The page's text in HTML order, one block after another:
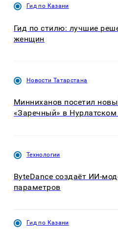
Гид по Казани
Гид по стилю: лучшие
женщин
Новости Татарстана
Минниханов посетил
«Заречный» в Нурлатском
Технологии
ByteDance создаёт ИИ-
параметров
Гид по Казани